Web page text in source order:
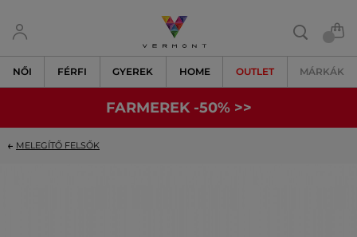
NŐI FÉRFI GYEREK HOME OUTLET MÁRKÁK
FARMEREK -50% >>
MELEGÍTŐ FELSŐK